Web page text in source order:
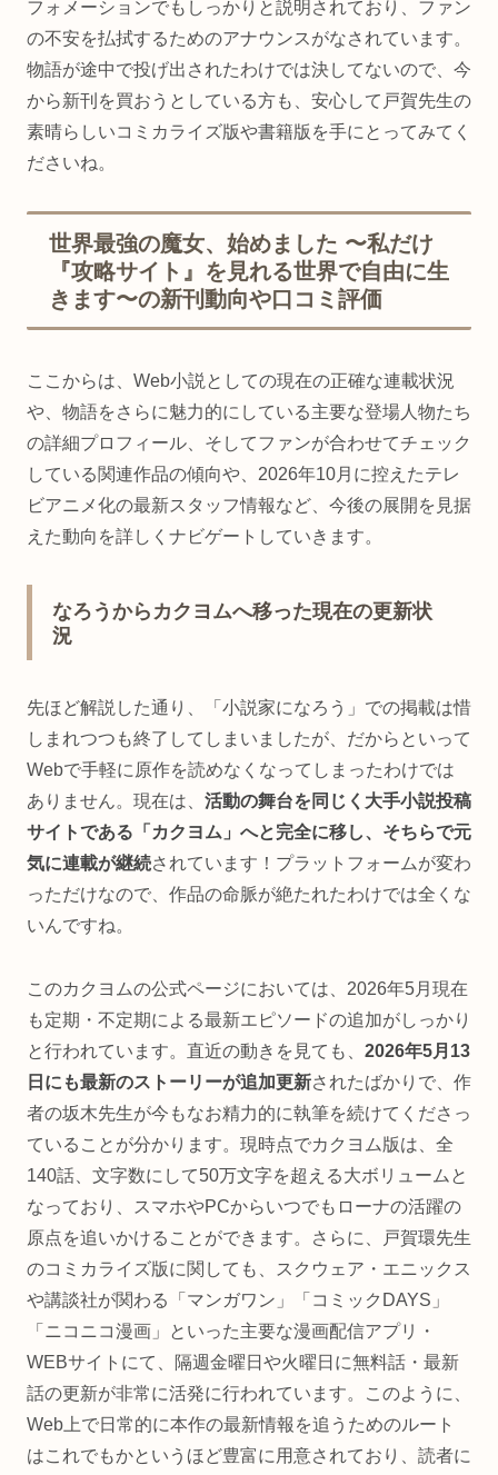
フォメーションでもしっかりと説明されており、ファン
の不安を払拭するためのアナウンスがなされています。
物語が途中で投げ出されたわけでは決してないので、今
から新刊を買おうとしている方も、安心して戸賀先生の
素晴らしいコミカライズ版や書籍版を手にとってみてく
ださいね。
世界最強の魔女、始めました 〜私だけ
『攻略サイト』を見れる世界で自由に生
きます〜の新刊動向や口コミ評価
ここからは、Web小説としての現在の正確な連載状況
や、物語をさらに魅力的にしている主要な登場人物たち
の詳細プロフィール、そしてファンが合わせてチェック
している関連作品の傾向や、2026年10月に控えたテレ
ビアニメ化の最新スタッフ情報など、今後の展開を見据
えた動向を詳しくナビゲートしていきます。
なろうからカクヨムへ移った現在の更新状
況
先ほど解説した通り、「小説家になろう」での掲載は惜
しまれつつも終了してしまいましたが、だからといって
Webで手軽に原作を読めなくなってしまったわけでは
ありません。現在は、 活動の舞台を同じく大手小説投稿
サイトである「カクヨム」へと完全に移し、そちらで元
気に連載が継続されています！プラットフォームが変わ
っただけなので、作品の命脈が絶たれたわけでは全くな
いんですね。
このカクヨムの公式ページにおいては、2026年5月現在
も定期・不定期による最新エピソードの追加がしっかり
と行われています。直近の動きを見ても、 2026年5月13
日にも最新のストーリーが追加更新されたばかりで、作
者の坂木先生が今もなお精力的に執筆を続けてくださっ
ていることが分かります。現時点でカクヨム版は、全
140話、文字数にして50万文字を超える大ボリュームと
なっており、スマホやPCからいつでもローナの活躍の
原点を追いかけることができます。さらに、戸賀環先生
のコミカライズ版に関しても、スクウェア・エニックス
や講談社が関わる「マンガワン」「コミックDAYS」
「ニコニコ漫画」といった主要な漫画配信アプリ・
WEBサイトにて、隔週金曜日や火曜日に無料話・最新
話の更新が非常に活発に行われています。このように、
Web上で日常的に本作の最新情報を追うためのルート
はこれでもかというほど豊富に用意されており、読者に